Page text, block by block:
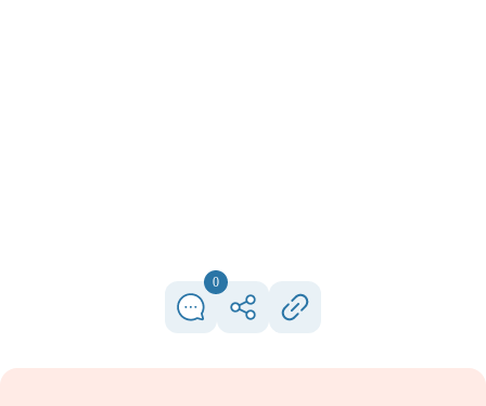
0